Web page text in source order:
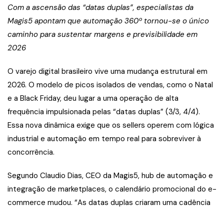
Com a ascensão das “datas duplas”, especialistas da
Magis5 apontam que automação 360º tornou-se o único
caminho para sustentar margens e previsibilidade em
2026
O varejo digital brasileiro vive uma mudança estrutural em
2026. O modelo de picos isolados de vendas, como o Natal
e a Black Friday, deu lugar a uma operação de alta
frequência impulsionada pelas “datas duplas” (3/3, 4/4).
Essa nova dinâmica exige que os sellers operem com lógica
industrial e automação em tempo real para sobreviver à
concorrência.
Segundo Claudio Dias, CEO da Magis5, hub de automação e
integração de marketplaces, o calendário promocional do e-
commerce mudou. “As datas duplas criaram uma cadência